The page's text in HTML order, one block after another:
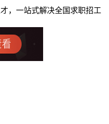
，一站式解决全国求职招工